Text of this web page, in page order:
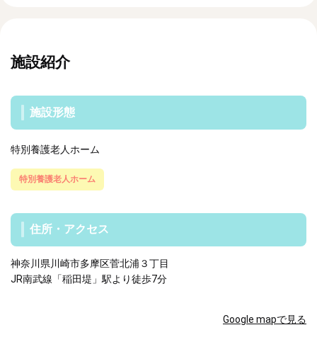
施設紹介
施設形態
特別養護老人ホーム
特別養護老人ホーム
住所・アクセス
神奈川県川崎市多摩区菅北浦３丁目
JR南武線「稲田堤」駅より徒歩7分
Google mapで見る